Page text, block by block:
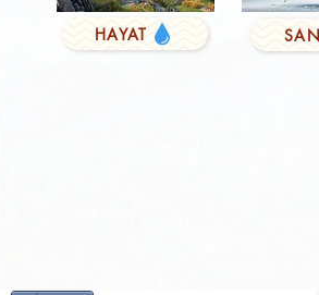
Derviş'in Duası
HAYAT